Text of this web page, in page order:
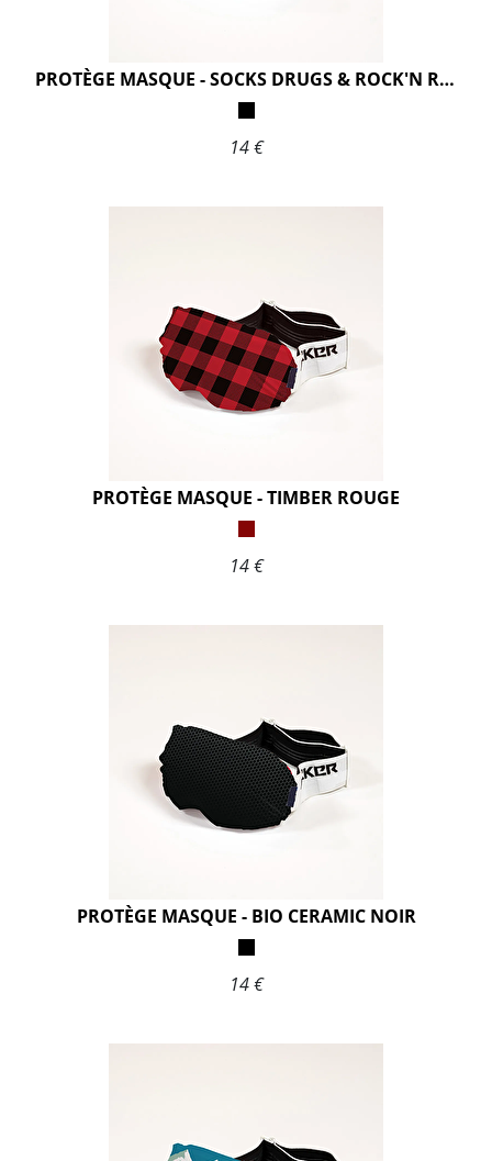
PROTÈGE MASQUE - SOCKS DRUGS & ROCK'N ROLL BLACK
14 €
PROTÈGE MASQUE - TIMBER ROUGE
14 €
PROTÈGE MASQUE - BIO CERAMIC NOIR
14 €